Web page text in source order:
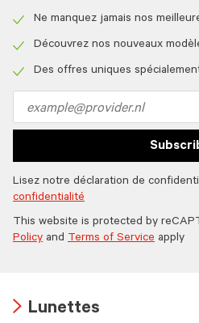
icon
Ne manquez jamais nos
icon
Découvrez nos nouveaux
Des offres uniques
address
Lisez notre déclaration de
confidentialité
This website is protected by
Policy and Terms of Service apply
Lunettes